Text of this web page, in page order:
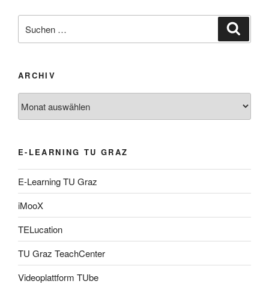
nach:
ARCHIV
E-LEARNING TU GRAZ
E-Learning TU Graz
iMooX
TELucation
TU Graz TeachCenter
Videoplattform TUbe